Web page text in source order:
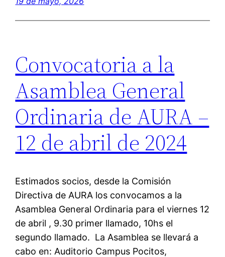
Convocatoria a la
Asamblea General
Ordinaria de AURA –
12 de abril de 2024
Estimados socios, desde la Comisión
Directiva de AURA los convocamos a la
Asamblea General Ordinaria para el viernes 12
de abril , 9.30 primer llamado, 10hs el
segundo llamado. La Asamblea se llevará a
cabo en: Auditorio Campus Pocitos,